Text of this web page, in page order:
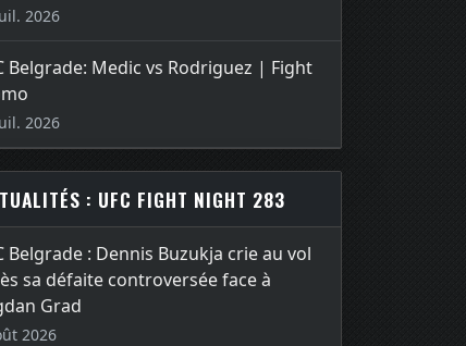
2026
Belgrade: Medic vs Rodriguez | Fight
2026
: UFC FIGHT NIGHT 283
Belgrade : Dennis Buzukja crie au vol
sa défaite controversée face à
Grad
2026